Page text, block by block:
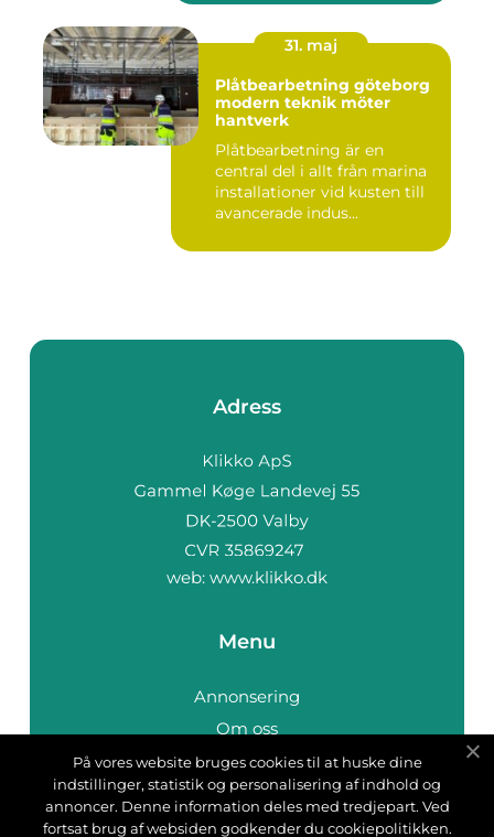
31. maj
Plåtbearbetning göteborg
modern teknik möter
hantverk
Plåtbearbetning är en
central del i allt från marina
installationer vid kusten till
avancerade indus...
Adress
web: www.klikko.dk
Menu
Annonsering
Om oss
Cookies
Kontakta oss
Sitemap
På vores website bruges cookies til at huske dine
indstillinger, statistik og personalisering af indhold og
annoncer. Denne information deles med tredjepart. Ved
fortsat brug af websiden godkender du cookiepolitikken.